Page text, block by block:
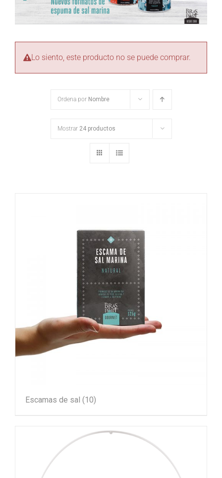
Lo siento, este producto no se puede comprar.
Ordena por Nombre
Mostrar 24 productos
Escamas de sal (10)